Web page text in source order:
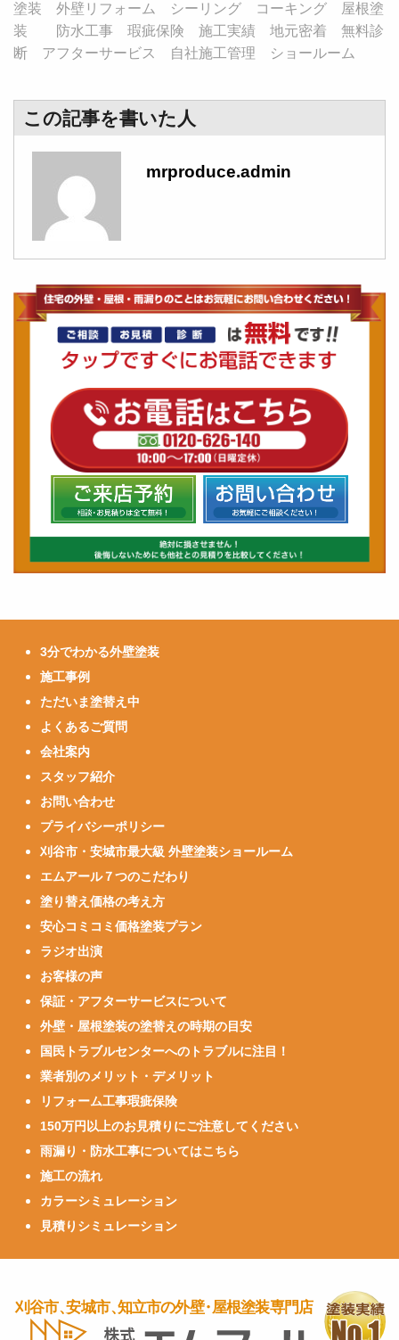
塗装 外壁リフォーム シーリング コーキング 屋根塗
装 防水工事 瑕疵保険 施工実績 地元密着 無料診
断 アフターサービス 自社施工管理 ショールーム
この記事を書いた人
mrproduce.admin
3分でわかる外壁塗装
施工事例
ただいま塗替え中
よくあるご質問
会社案内
スタッフ紹介
お問い合わせ
プライバシーポリシー
刈谷市・安城市最大級 外壁塗装ショールーム
エムアール７つのこだわり
塗り替え価格の考え方
安心コミコミ価格塗装プラン
ラジオ出演
お客様の声
保証・アフターサービスについて
外壁・屋根塗装の塗替えの時期の目安
国民トラブルセンターへのトラブルに注目！
業者別のメリット・デメリット
リフォーム工事瑕疵保険
150万円以上のお見積りにご注意してください
雨漏り・防水工事についてはこちら
施工の流れ
カラーシミュレーション
見積りシミュレーション